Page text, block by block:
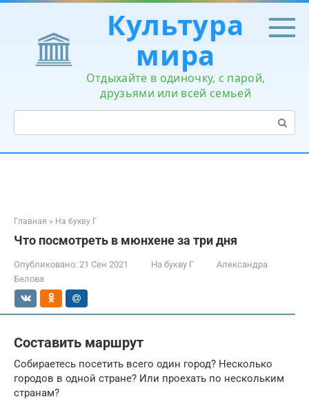
Перейти
контенту
Культура
мира
Отдыхайте в одиночку, с парой,
друзьями или всей семьей
Поиск:
Главная » На букву Г
Что посмотреть в мюнхене за три дня
Опубликовано: 21 Сен 2021 На букву Г
Александра
Белова
Составить маршрут
Cобираетесь посетить всего один город? Несколько
городов в одной стране? Или проехать по нескольким
странам?